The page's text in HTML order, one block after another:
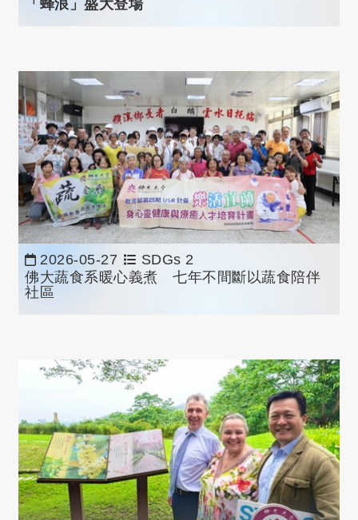
「蜂浪」盛大登場
2026-05-27
SDGs 2
佛大蔬食系暖心義煮 七年不間斷以蔬食陪伴
社區